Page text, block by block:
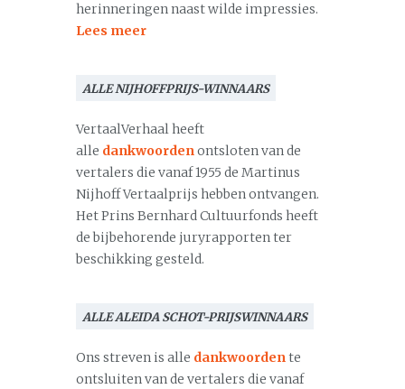
herinneringen naast wilde impressies.
Lees meer
ALLE NIJHOFFPRIJS-WINNAARS
VertaalVerhaal heeft
alle dankwoordenontsloten van de
vertalers die vanaf 1955 de Martinus
Nijhoff Vertaalprijs hebben ontvangen.
Het Prins Bernhard Cultuurfonds heeft
de bijbehorende juryrapporten ter
beschikking gesteld.
ALLE ALEIDA SCHOT-PRIJSWINNAARS
Ons streven is alle dankwoordente
ontsluiten van de vertalers die vanaf